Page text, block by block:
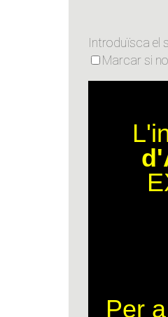
Introduïsca el
Marcar si
Per